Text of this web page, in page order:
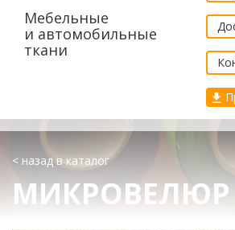
Мебельные
и автомобильные
ткани
< назад в каталог
МИКРОВЕЛЮР